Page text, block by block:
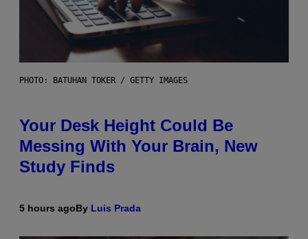
PHOTO: BATUHAN TOKER / GETTY IMAGES
Your Desk Height Could Be
Messing With Your Brain, New
Study Finds
5 hours agoBy Luis Prada